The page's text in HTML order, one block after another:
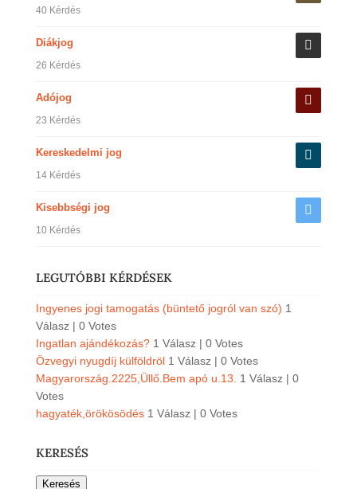
40 Kérdés
Diákjog
26 Kérdés
Adójog
23 Kérdés
Kereskedelmi jog
14 Kérdés
Kisebbségi jog
10 Kérdés
LEGUTÓBBI KÉRDÉSEK
Ingyenes jogi tamogatás (büntető jogról van szó) 1
Válasz | 0 Votes
Ingatlan ajándékozás? 1 Válasz | 0 Votes
Özvegyi nyugdíj külföldröl 1 Válasz | 0 Votes
Magyarország.2225,Üllő.Bem apó u.13.
1 Válasz | 0
Votes
hagyaték,örökösödés 1 Válasz | 0 Votes
KERESÉS
Keresés